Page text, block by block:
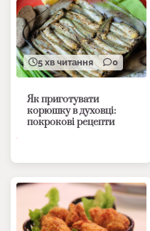
5 хв читання 0
Як приготувати
корюшку в духовці:
покрокові рецепти